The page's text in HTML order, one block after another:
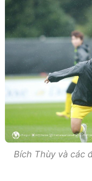
Bích Thùy và các